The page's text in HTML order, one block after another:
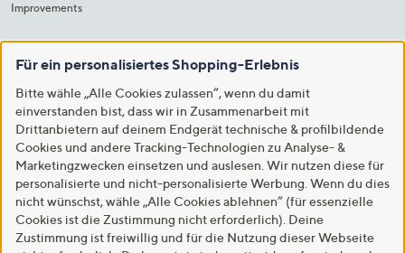
Improvements
Für ein personalisiertes Shopping-Erlebnis
Bitte wähle „Alle Cookies zulassen“, wenn du damit
einverstanden bist, dass wir in Zusammenarbeit mit
Drittanbietern auf deinem Endgerät technische & profilbildende
Cookies und andere Tracking-Technologien zu Analyse- &
Marketingzwecken einsetzen und auslesen. Wir nutzen diese für
personalisierte und nicht-personalisierte Werbung. Wenn du dies
nicht wünschst, wähle „Alle Cookies ablehnen“ (für essenzielle
Cookies ist die Zustimmung nicht erforderlich). Deine
Zustimmung ist freiwillig und für die Nutzung dieser Webseite